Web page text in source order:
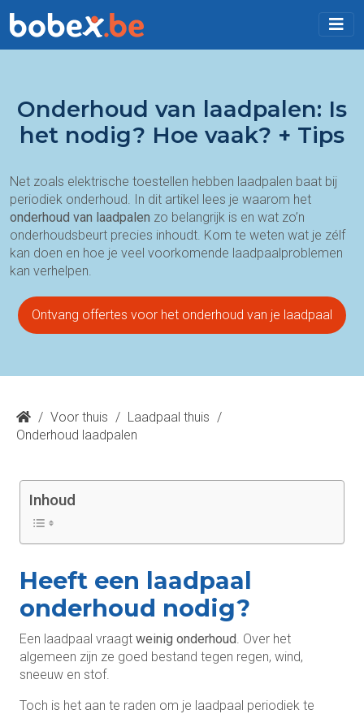
Onderhoud van laadpalen: Is
het nodig? Hoe vaak? + Tips
Net zoals elektrische toestellen hebben laadpalen baat bij
periodiek onderhoud. In dit artikel lees je waarom het
onderhoud van laadpalen zo belangrijk is en wat zo’n
onderhoudsbeurt precies inhoudt. Kom te weten wat je zélf
kan doen en hoe je veel voorkomende laadpaalproblemen
kan verhelpen.
Ontvang offertes voor het onderhoud van je laadpaal
/ Voor thuis / Laadpaal thuis /
Onderhoud laadpalen
Inhoud
Heeft een laadpaal
onderhoud nodig?
Een laadpaal vraagt weinig onderhoud . Over het
algemeen zijn ze goed bestand tegen regen, wind,
sneeuw en stof.
Toch is het aan te raden om je laadpaal periodiek te